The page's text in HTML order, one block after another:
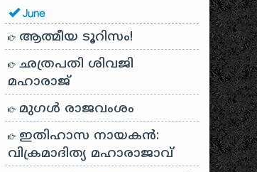
June
ആത്മീയ ടൂറിസം!
ഛത്രപതി ശിവജി
മഹാരാജ്
മുഗൾ രാജവംശം
ഇതിഹാസ നായകൻ:
വിക്രമാദിത്യ മഹാരാജാവ്